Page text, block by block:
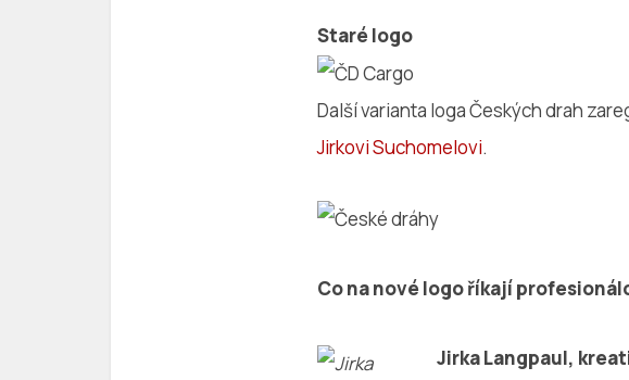
Staré logo
Další varianta loga Českých drah
Jirkovi Suchomelovi.
Co na nové logo říkají
Jirka Langpaul,